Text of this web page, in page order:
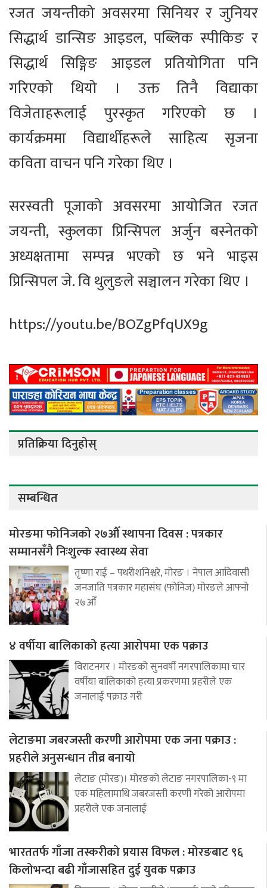
रजत जयन्तीको अवसरमा सिनियर र जुनियर
सिद्धार्थ डान्सिङ आइडल, पब्लिक स्पीकिङ र
सिद्धार्थ सिङ्गिङ आइडल प्रतियोगिता पनि
गरिएको थियो । उक्त तिनै विद्याका
विजेताहरूलाई पुरस्कृत गरिएको छ ।
कार्यक्रममा विद्यार्थीहरूले साहित्य सृजना
कविता वाचन पनि गरेका थिए ।
सरस्वती पूजाको अवसरमा आयोजित रजत
जयन्ती, स्कुलका प्रिन्सिपल अर्जुन बस्नेतको
अध्यक्षतामा सम्पन्न भएको छ भने भाइस
प्रिन्सिपल जे. वि थुलुङले सञ्चालन गरेका थिए ।
https://youtu.be/BOZgPfqUX9g
प्रतिक्रिया दिनुहोस्
सम्बन्धित
मोरङमा फोनिजको २७औँ स्थापना दिवस : पत्रकार
सम्मानसँगै निःशुल्क स्वास्थ्य सेवा
तृष्णा राई – पथरीशनिश्चरे, मोरङ । नेपाल आदिवासी
जनजाति पत्रकार महासंघ (फोनिज) मोरङले आफ्नो
२७औँ
४ वर्षीया बालिकाको हत्या आरोपमा एक पक्राउ
विराटनगर । मोरङको सुनवर्षी नगरपालिकामा चार
वर्षीया बालिकाको हत्या प्रकरणमा प्रहरीले एक
जनालाई पक्राउ गरी
लेटाङमा जबरजस्ती करणी आरोपमा एक जना पक्राउ :
प्रहरीले अनुसन्धान तीव्र बनायो
लेटाङ (मोरङ)। मोरङको लेटाङ नगरपालिका-९ मा
एक महिलामाथि जबरजस्ती करणी गरेको आरोपमा
प्रहरीले एक जनालाई
भारततर्फ गाँजा तस्करीको प्रयास विफल : मोरङबाट ९६
किलोभन्दा बढी गाँजासहित दुई युवक पक्राउ